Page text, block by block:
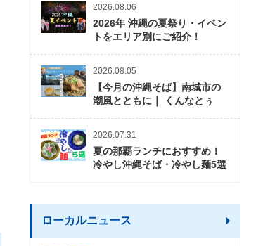
2026.08.06
2026年 沖縄の夏祭り・イベン
トをエリア別にご紹介！
2026.08.05
【今月の沖縄そば】南城市の
潮風とともに｜ くんなとぅ
2026.07.31
夏の那覇ランチにおすすめ！
冷やし沖縄そば・冷やし麺5選
ローカルニュース